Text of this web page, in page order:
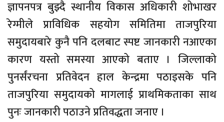
ज्ञापनपत्र बुझ्दै स्थानीय विकास अधिकारी शोभाखर
रेग्मीले प्राविधिक सहयोग समितिमा ताजपुरिया
समुदायबारे कुनै पनि दलबाट स्पष्ट जानकारी नआएका
कारण यस्तो समस्या आएको बताए । जिल्लाको
पुनर्संरचना प्रतिवेदन हाल केन्द्रमा पठाइसके पनि
ताजपुरिया समुदायको मागलाई प्राथमिकताका साथ
पुनः जानकारी पठाउने प्रतिवद्धता जनाए ।